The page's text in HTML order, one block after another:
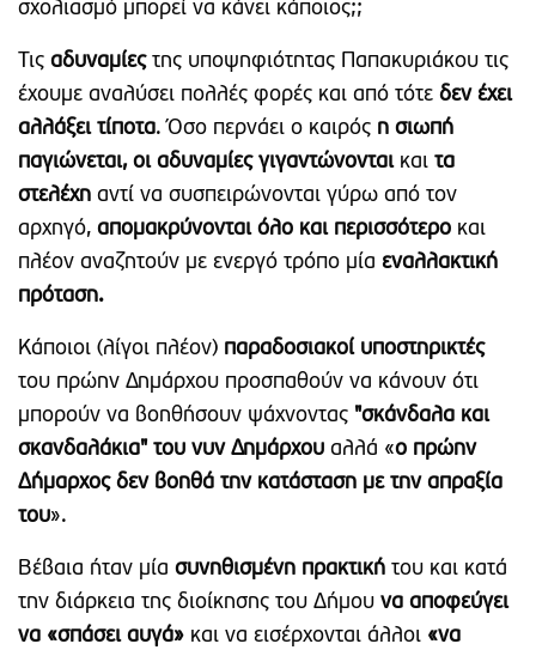
σχολιασμό μπορεί να κάνει κάποιος;;
Τιςαδυναμίεςτης υποψηφιότητας Παπακυριάκου τις
έχουμε αναλύσει πολλές φορές και από τότεδεν έχει
αλλάξει τίποτα. Όσο περνάει ο καιρός η σιωπή
παγιώνεται, οι αδυναμίες γιγαντώνονται καιτα
στελέχη αντί να συσπειρώνονται γύρω από τον
αρχηγό, απομακρύνονται όλο και περισσότερο και
πλέον αναζητούν με ενεργό τρόπο μίαεναλλακτική
πρόταση.
Κάποιοι (λίγοι πλέον) παραδοσιακοί υποστηρικτές
του πρώην Δημάρχου προσπαθούν να κάνουν ότι
μπορούν να βοηθήσουν ψάχνοντας "σκάνδαλα και
σκανδαλάκια" του νυν Δημάρχου αλλά «ο πρώην
Δήμαρχος δεν βοηθά την κατάσταση με την απραξία
του».
Βέβαια ήταν μίασυνηθισμένη πρακτική του και κατά
την διάρκεια της διοίκησης του Δήμουνα αποφεύγει
να «σπάσει αυγά» και να εισέρχονται άλλοι «να